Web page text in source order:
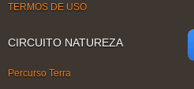
TERMOS DE USO
CIRCUITO NATUREZA
Percurso Terra